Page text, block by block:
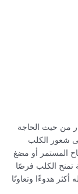
من حيث الحاجة
شعور الكلب
المستمر أو مضغ
تمنح الكلب فرصًا
هدوءًا وتعاونًا